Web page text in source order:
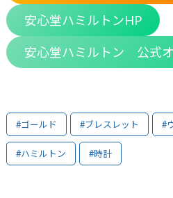
安心堂ハミルトンHP
安心堂ハミルトン 公式
#ゴールド #ブレスレット #
#ハミルトン #時計